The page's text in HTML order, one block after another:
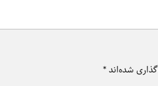
شده‌اند *